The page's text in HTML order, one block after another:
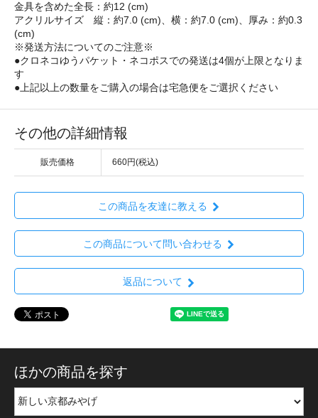
金具を含めた全長：約12 (cm)
アクリルサイズ 縦：約7.0 (cm)、横：約7.0 (cm)、厚み：約0.3
(cm)
※発送方法についてのご注意※
●クロネコゆうパケット・ネコポスでの発送は4個が上限となりま
す
●上記以上の数量をご購入の場合は宅急便をご選択ください
その他の詳細情報
販売価格 660円(税込)
この商品を友達に教える
この商品について問い合わせる
返品について
ほかの商品を探す